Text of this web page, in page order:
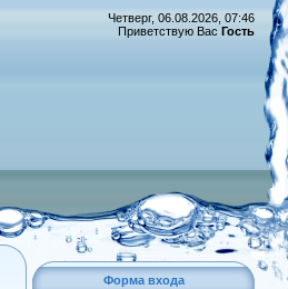
Четверг, 06.08.2026, 07:46
Приветствую Вас Гость
Форма входа